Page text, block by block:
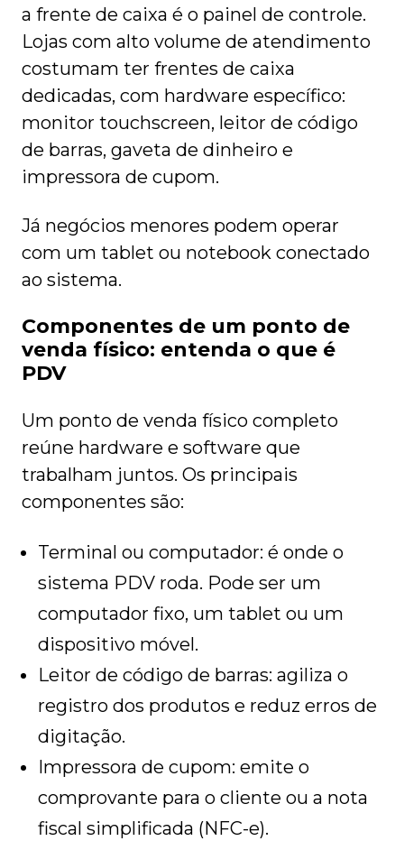
a frente de caixa é o painel de controle.
Lojas com alto volume de atendimento
costumam ter frentes de caixa
dedicadas, com hardware específico:
monitor touchscreen, leitor de código
de barras, gaveta de dinheiro e
impressora de cupom.
Já negócios menores podem operar
com um tablet ou notebook conectado
ao sistema.
Componentes de um ponto de
venda físico: entenda o que é
PDV
Um ponto de venda físico completo
reúne hardware e software que
trabalham juntos. Os principais
componentes são:
Terminal ou computador: é onde o
sistema PDV roda. Pode ser um
computador fixo, um tablet ou um
dispositivo móvel.
Leitor de código de barras: agiliza o
registro dos produtos e reduz erros de
digitação.
Impressora de cupom: emite o
comprovante para o cliente ou a nota
fiscal simplificada (NFC-e).